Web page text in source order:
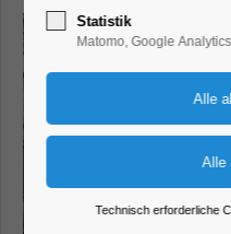
Statistik
Matomo, Google
Technisch erforderliche